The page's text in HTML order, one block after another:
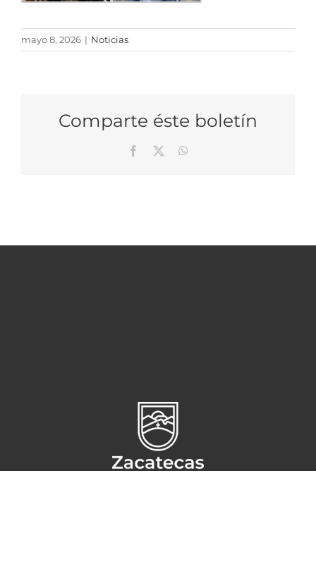
mayo 8, 2026 | Noticias
Comparte éste boletín
Facebook